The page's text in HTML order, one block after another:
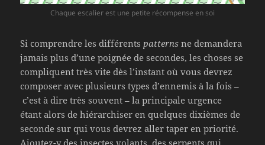
Chaque escalier est une petite récompense en soi
Si comprendre les différents patterns ne demandera
jamais plus d’une poignée de secondes, les choses se
compliquent très vite dès l’instant où vous devrez
composer avec plusieurs types d’ennemis à la fois –
c’est à dire très souvent – la principale urgence
étant alors de hiérarchiser en quelques dixièmes de
seconde sur qui vous devrez aller taper en priorité.
Ajoutez-y des insectes volants, des serpents qui